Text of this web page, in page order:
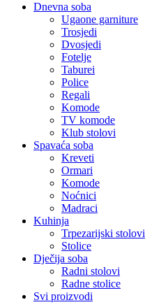
Dnevna soba
Ugaone garniture
Trosjedi
Dvosjedi
Fotelje
Taburei
Police
Regali
Komode
TV komode
Klub stolovi
Spavaća soba
Kreveti
Ormari
Komode
Noćnici
Madraci
Kuhinja
Trpezarijski stolovi
Stolice
Dječija soba
Radni stolovi
Radne stolice
Svi proizvodi